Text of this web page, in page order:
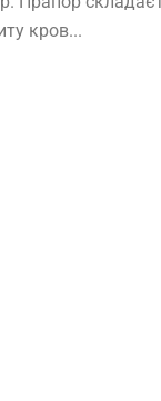
кров...